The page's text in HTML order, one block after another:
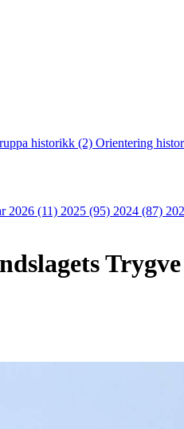
historikk (2) Orientering
2026 (11) 2025 (95) 2024 (87)